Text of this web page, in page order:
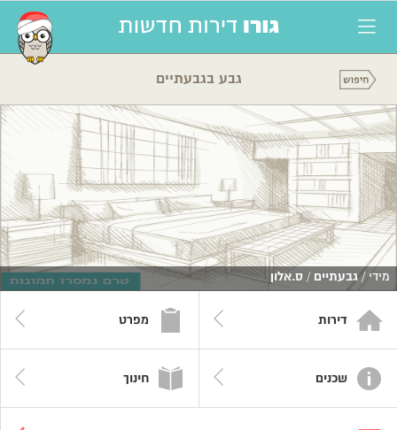
גבע בגבעתיים
מידי /גבעתיים / ס.אלון
דירות מפרט
שכנים חינוך